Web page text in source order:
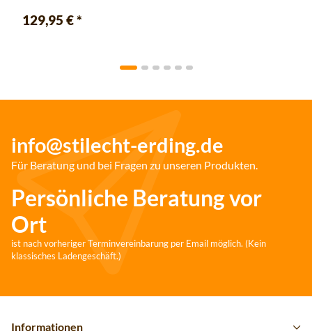
129,95 €*
info@stilecht-erding.de
Für Beratung und bei Fragen zu unseren Produkten.
Persönliche Beratung vor
Ort
ist nach vorheriger Terminvereinbarung per Email möglich. (Kein
klassisches Ladengeschäft.)
Informationen